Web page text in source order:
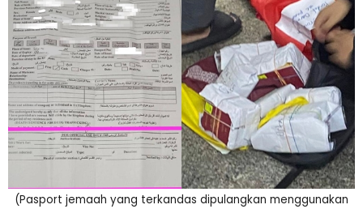
(Pasport jemaah yang terkandas dipulangkan menggunakan